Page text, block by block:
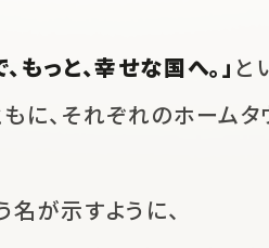
もっと、幸せな国へ。」 と
に、 それぞれのホームタ
名が示すように、